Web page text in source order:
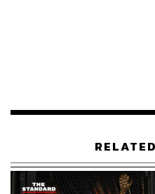
ธุรกิจ ยืนยันกับสำนักข่าว
รายละเอียดเพิ่มเติม แต่หนัง
ตรวจค้นทำเนียบนายกรัฐมน